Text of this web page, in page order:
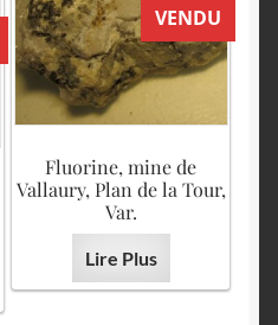
VENDU
Fluorine, mine de
Vallaury, Plan de la Tour,
Var.
Lire Plus